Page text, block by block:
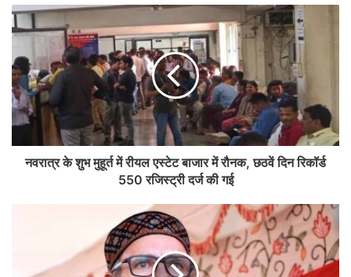
नवरात्र के शुभ मुहूर्त में रीयल एस्टेट बाजार में रौनक, छठवें दिन रिकॉर्ड
550 रजिस्ट्री दर्ज की गई